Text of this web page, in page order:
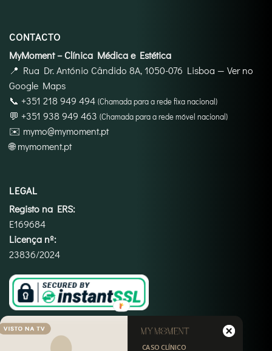
CONTACTO
MyMoment – Clínica Médica e Estética
📍 Rua Dr. António Cândido 8A, 1050-076 Lisboa — Ver no
Google Maps
📞 +351 218 949 494 (Chamada para a rede fixa nacional)
💬 +351 938 949 463 (Chamada para a rede móvel nacional)
✉️ mymo@mymoment.pt
🌐mymoment.pt
LEGAL
Registo na ERS:
E169684
Licença nº:
23836/2024
CASO CLÍNICO